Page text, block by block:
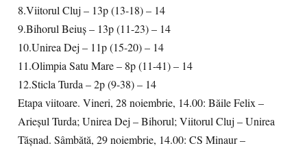
8.Viitorul Cluj – 13p (13-18) – 14
9.Bihorul Beiuș – 13p (11-23) – 14
10.Unirea Dej – 11p (15-20) – 14
11.Olimpia Satu Mare – 8p (11-41) – 14
12.Sticla Turda – 2p (9-38) – 14
Etapa viitoare. Vineri, 28 noiembrie, 14.00: Băile Felix –
Arieșul Turda; Unirea Dej – Bihorul; Viitorul Cluj – Unirea
Tășnad. Sâmbătă, 29 noiembrie, 14.00: CS Minaur –